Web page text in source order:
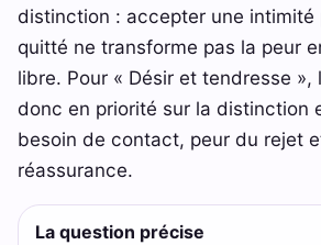
distinction : accepter une intimité
quitté ne transforme pas la peur
libre. Pour « Désir et tendresse »,
donc en priorité sur la distinction
besoin de contact, peur du rejet
réassurance.
La question précise